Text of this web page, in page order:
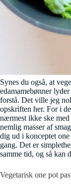
Synes du også, at
edamamebønner
forstå. Det ville jeg
opskriften her. For i
nærmest ikke ske med
nemlig masser af
dig ud i konceptet
gang. Det er
samme tid, og så kan
Vegetarisk one pot